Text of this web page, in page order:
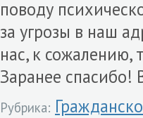
поводу
за угрозы в наш
нас, к сожалению,
Заранее спасибо!
Рубрика: